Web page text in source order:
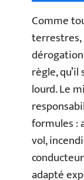
Comme
terrestres,
dérogation
règle, qu’il
lourd. Le
formules :
vol,
adapté